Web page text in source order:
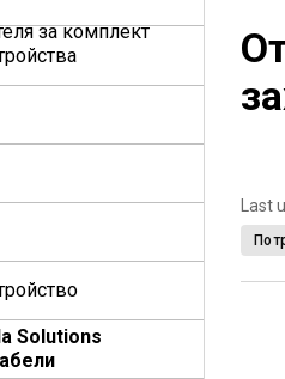
за комплект
Solutions
Last